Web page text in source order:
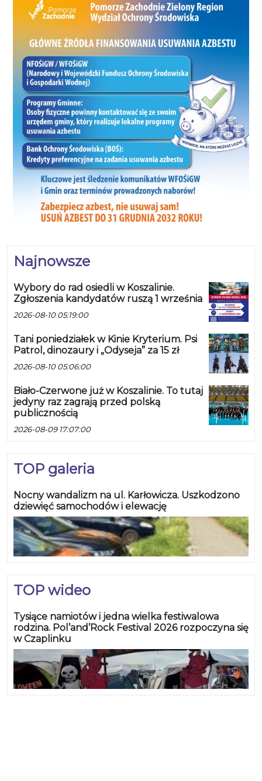
Najnowsze
Wybory do rad osiedli w Koszalinie.
Zgłoszenia kandydatów ruszą 1 września
2026-08-10 05:19:00
Tani poniedziałek w Kinie Kryterium. Psi
Patrol, dinozaury i „Odyseja” za 15 zł
2026-08-10 05:06:00
Biało-Czerwone już w Koszalinie. To tutaj
jedyny raz zagrają przed polską
publicznością
2026-08-09 17:07:00
TOP galeria
Nocny wandalizm na ul. Karłowicza. Uszkodzono
dziewięć samochodów i elewację
TOP wideo
Tysiące namiotów i jedna wielka festiwalowa
rodzina. Pol’and’Rock Festival 2026 rozpoczyna się
w Czaplinku